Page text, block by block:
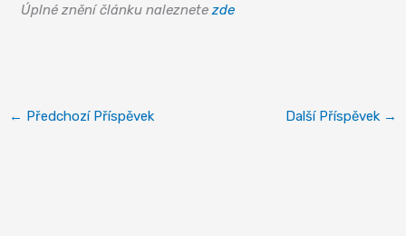
Úplné znění článku naleznetezde
← Předchozí Příspěvek Další Příspěvek →